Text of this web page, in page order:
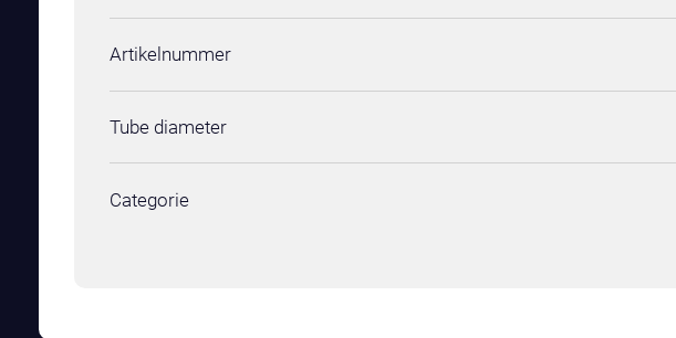
Artikelnummer
Tube diameter
Categorie